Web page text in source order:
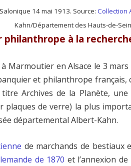
14 mai 1913. Source:Collection
Kahn/Département des Hauts-de-
philanthrope à la
Marmoutier en Alsace le 3
et philanthrope
Archives de la Planète, une
plaques de verre) la plus
départemental Albert-Kahn.
de marchands de bestiaux
de 1870 et l’annexion de